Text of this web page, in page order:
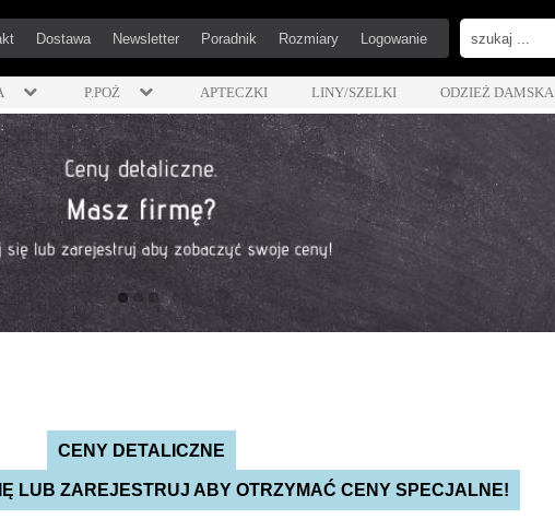
Dostawa Newsletter Poradnik Rozmiary Logowanie
P.POŻ APTECZKI LINY/SZELKI ODZIEŻ DAMSKA
CENY DETALICZNE
LUB ZAREJESTRUJ ABY OTRZYMAĆ CENY SPECJALNE!